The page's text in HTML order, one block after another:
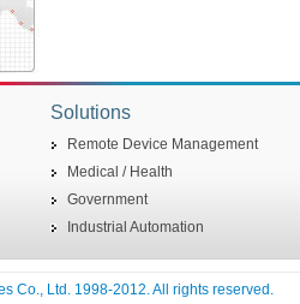
Solutions
Remote Device Management
Medical / Health
Government
Industrial Automation
Co., Ltd. 1998-2012. All rights reserved.